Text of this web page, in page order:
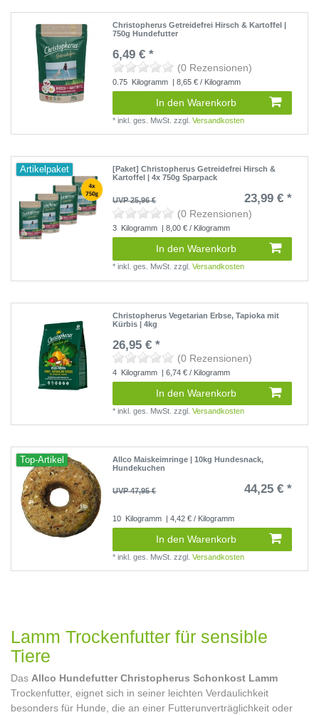
Christopherus Getreidefrei Hirsch & Kartoffel |
750g Hundefutter
6,49 € *
(0 Rezensionen)
0.75 Kilogramm | 8,65 € / Kilogramm
In den Warenkorb
*inkl. ges. MwSt. zzgl.Versandkosten
Artikelpaket
[Paket] Christopherus Getreidefrei Hirsch &
Kartoffel | 4x 750g Sparpack
UVP 25,96 € 23,99 € *
(0 Rezensionen)
3 Kilogramm | 8,00 € / Kilogramm
In den Warenkorb
*inkl. ges. MwSt. zzgl.Versandkosten
Christopherus Vegetarian Erbse, Tapioka mit
Kürbis | 4kg
26,95 € *
(0 Rezensionen)
4 Kilogramm | 6,74 € / Kilogramm
In den Warenkorb
*inkl. ges. MwSt. zzgl.Versandkosten
Top-Artikel
Allco Maiskeimringe | 10kg Hundesnack,
Hundekuchen
UVP 47,95 € 44,25 € *
10 Kilogramm | 4,42 € / Kilogramm
In den Warenkorb
*inkl. ges. MwSt. zzgl.Versandkosten
Lamm Trockenfutter für sensible
Tiere
Das Allco Hundefutter Christopherus Schonkost Lamm
Trockenfutter, eignet sich in seiner leichten Verdaulichkeit
besonders für Hunde, die an einer Futterunverträglichkeit oder